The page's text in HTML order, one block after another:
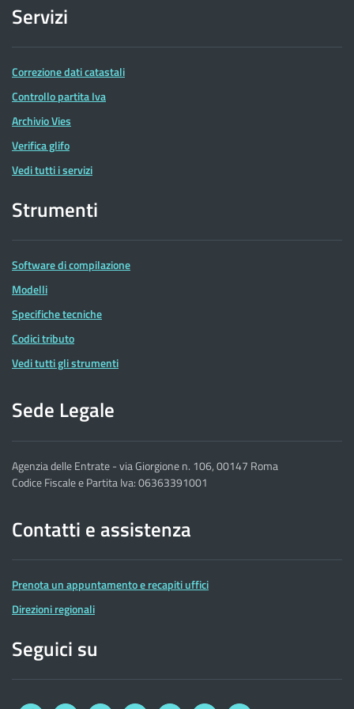
Servizi
Correzione dati catastali
Controllo partita Iva
Archivio Vies
Verifica glifo
Vedi tutti i servizi
Strumenti
Software di compilazione
Modelli
Specifiche tecniche
Codici tributo
Vedi tutti gli strumenti
Sede Legale
Agenzia delle Entrate - via Giorgione n. 106, 00147 Roma
Codice Fiscale e Partita Iva: 06363391001
Contatti e assistenza
Prenota un appuntamento e recapiti uffici
Direzioni regionali
Seguici su